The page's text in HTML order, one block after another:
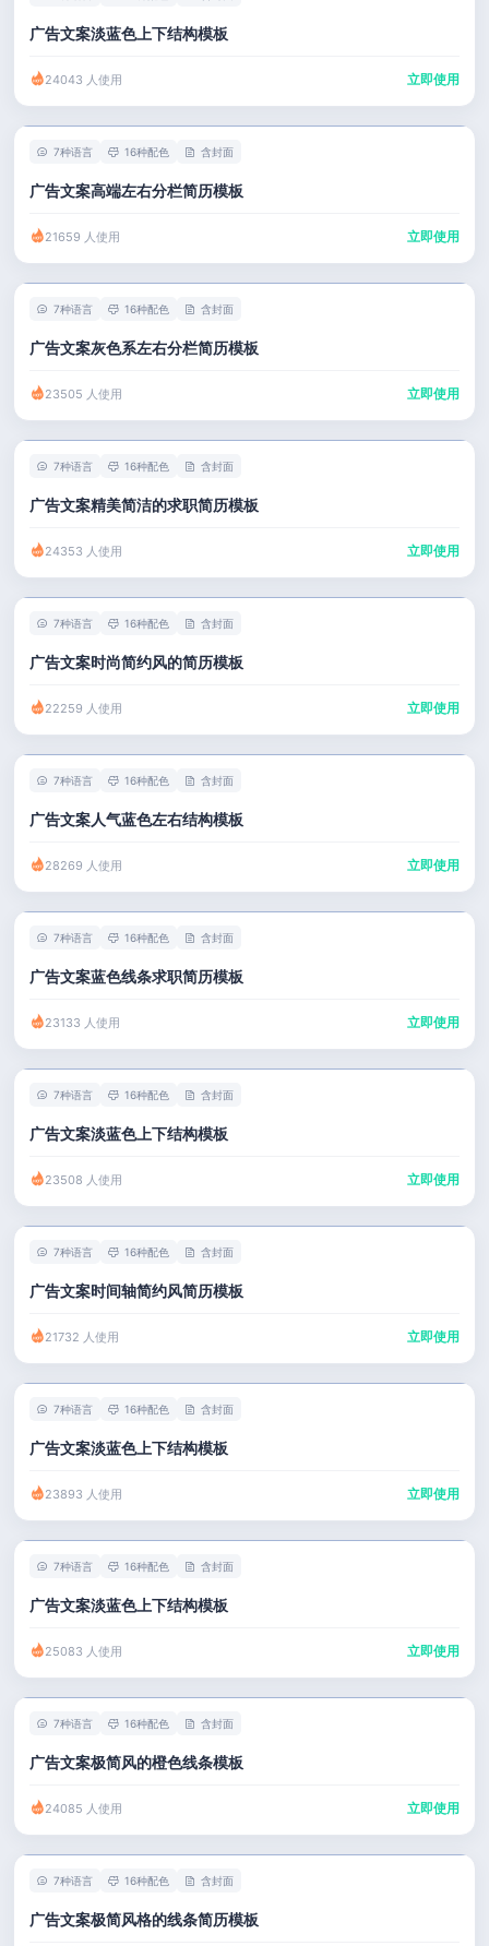
广告文案淡蓝色上下结构模板
24043 人使用 立即使用
7种语言 16种配色 含封面
广告文案高端左右分栏简历模板
21659 人使用 立即使用
7种语言 16种配色 含封面
广告文案灰色系左右分栏简历模板
23505 人使用 立即使用
7种语言 16种配色 含封面
广告文案精美简洁的求职简历模板
24353 人使用 立即使用
7种语言 16种配色 含封面
广告文案时尚简约风的简历模板
22259 人使用 立即使用
7种语言 16种配色 含封面
广告文案人气蓝色左右结构模板
28269 人使用 立即使用
7种语言 16种配色 含封面
广告文案蓝色线条求职简历模板
23133 人使用 立即使用
7种语言 16种配色 含封面
广告文案淡蓝色上下结构模板
23508 人使用 立即使用
7种语言 16种配色 含封面
广告文案时间轴简约风简历模板
21732 人使用 立即使用
7种语言 16种配色 含封面
广告文案淡蓝色上下结构模板
23893 人使用 立即使用
7种语言 16种配色 含封面
广告文案淡蓝色上下结构模板
25083 人使用 立即使用
7种语言 16种配色 含封面
广告文案极简风的橙色线条模板
24085 人使用 立即使用
7种语言 16种配色 含封面
广告文案极简风格的线条简历模板